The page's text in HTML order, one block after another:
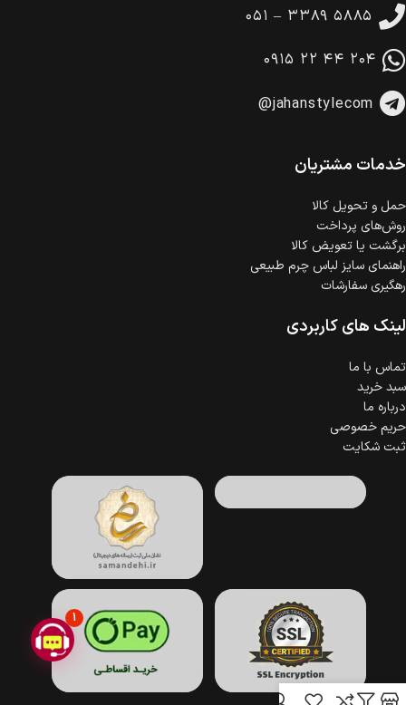
در هنگام خرید محصول، امکان انتخاب پرداخت در محل
وجود دارد.
خرید اقساطی با شرایط آسان و بدون ضامن امکان‌پذیر
است.
گارانتی معتبر برای تمامی محصولات ارائه می‌شود.
۰۵۱ – ۳۳۸۹ ۵۸۸۵
۰۹۱۵ ۲۲ ۴۴ ۲۰۴
@jahanstylecom
خدمات مشتریان
حمل‌ و تحویل کالا
روش‌های پرداخت
برگشت یا تعویض کالا
راهنمای سایز لباس چرم طبیعی
رهگیری سفارشات
لینک های کاربردی
تماس با ما
سبد خرید
درباره ما
حریم خصوصی
ثبت شکایت
1